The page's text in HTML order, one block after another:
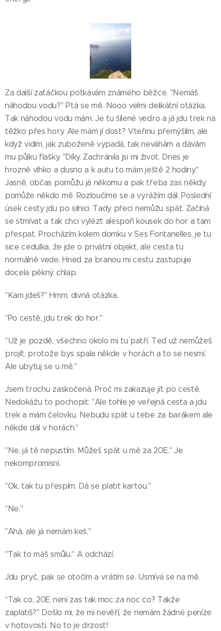
Za další zatáčkou potkávám známého běžce. "Nemáš
náhodou vodu?" Ptá se mě. Nooo velmi delikátní otázka.
Tak náhodou vodu mám. Je tu šílené vedro a já jdu trek na
těžko přes hory. Ale mám jí dost? Vteřinu přemýšlím, ale
když vidím, jak zuboženě vypadá, tak neváhám a dávám
mu půlku flašky. "Díky. Zachránila jsi mi život. Dnes je
hrozně vlhko a dusno a k autu to mám ještě 2 hodiny."
Jasně, občas pomůžu já někomu a pak třeba zas někdy
pomůže někdo mě. Rozloučíme se a vyrážím dál. Poslední
úsek cesty jdu po silnici. Tady přeci nemůžu spát. Začíná
se stmívat a tak chci vylézt alespoň kousek do hor a tam
přespat. Procházím kolem domku v Ses Fontanelles, je tu
sice cedulka, že jde o privátní objekt, ale cesta tu
normálně vede. Hned za branou mi cestu zastupuje
docela pěkný chlap.
"Kam jdeš?" Hmm, divná otázka.
"Po cestě, jdu trek do hor."
"Už je pozdě, všechno okolo mi tu patří. Teď už nemůžeš
projít, protože bys spala někde v horách a to se nesmí.
Ale ubytuj se u mě."
Jsem trochu zaskočená. Proč mi zakazuje jít po cestě.
Nedokážu to pochopit: "Ale tohle je veřejná cesta a jdu
trek a mám čelovku. Nebudu spát u tebe za barákem ale
někde dál v horách."
"Ne, já tě nepustím. Můžeš spát u mě za 20E." Je
nekompromisní.
"Ok, tak tu přespím. Dá se platit kartou."
"Ne."
"Ahá, ale já nemám keš."
"Tak to máš smůlu." A odchází.
Jdu pryč, pak se otočím a vrátím se. Usmívá se na mě.
"Tak co, 20E není zas tak moc za noc co? Takže
zaplatíš?" Došlo mi, že mi nevěří, že nemám žádné peníze
v hotovosti. No to je drzost!